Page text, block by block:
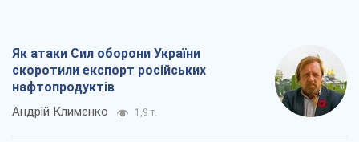
Як атаки Сил оборони України
скоротили експорт російських
нафтопродуктів
Андрій Клименко 1,9 т.